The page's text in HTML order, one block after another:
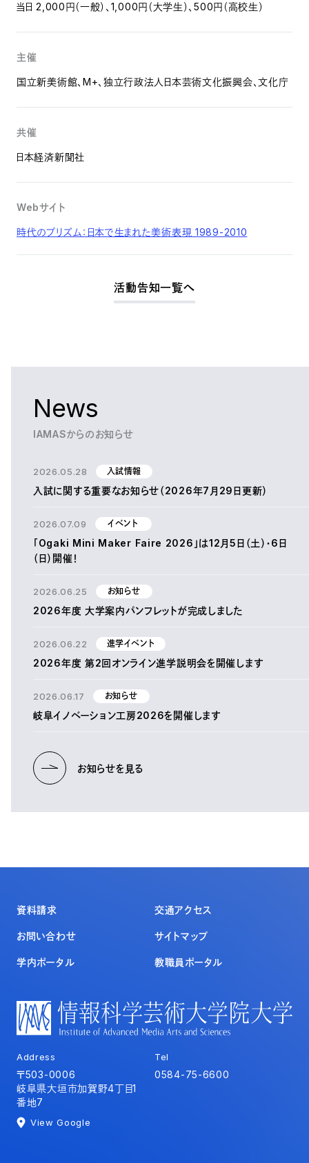
当日 2,000円（一般）、1,000円（大学生）、500円（高校生）
主催
国立新美術館、M+、独立行政法人日本芸術文化振興会、文化庁
共催
日本経済新聞社
Webサイト
時代のプリズム：日本で生まれた美術表現 1989-2010
活動告知一覧へ
News
IAMASからのお知らせ
2026.05.28 入試情報
入試に関する重要なお知らせ（2026年7月29日更新）
2026.07.09 イベント
「Ogaki Mini Maker Faire 2026」は12月5日（土）・6日
（日）開催！
2026.06.25 お知らせ
2026年度 大学案内パンフレットが完成しました
2026.06.22 進学イベント
2026年度 第2回オンライン進学説明会を開催します
2026.06.17 お知らせ
岐阜イノベーション工房2026を開催します
お知らせを見る
資料請求 交通アクセス
お問い合わせ サイトマップ
学内ポータル 教職員ポータル
Address
〒503-0006
岐阜県大垣市加賀野4丁目1
番地7
View Google
Tel
0584-75-6600